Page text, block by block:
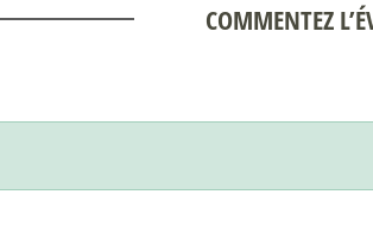
COMMENTEZ